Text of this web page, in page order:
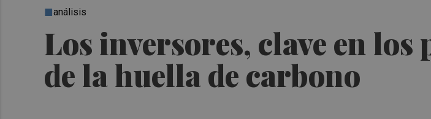
Los inversores, clave en
de la huella de carbono
análisis